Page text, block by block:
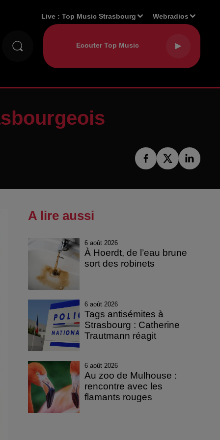
Live :Top Music Strasbourg Webradios
A lire aussi
6 août 2026
À Hoerdt, de l’eau brune
sort des robinets
6 août 2026
Tags antisémites à
Strasbourg : Catherine
Trautmann réagit
6 août 2026
Au zoo de Mulhouse :
rencontre avec les
flamants rouges